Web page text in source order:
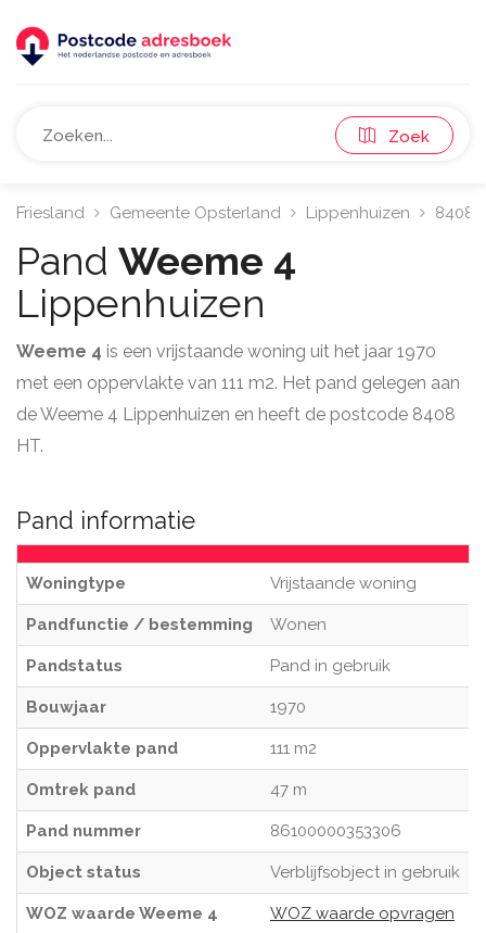
Zoek
Friesland Gemeente Opsterland Lippenhuizen 8408
Pand Weeme 4
Lippenhuizen
Weeme 4 is een vrijstaande woning uit het jaar 1970
met een oppervlakte van 111 m2. Het pand gelegen aan
de Weeme 4 Lippenhuizen en heeft de postcode 8408
HT.
Pand informatie
Woningtype Vrijstaande woning
Pandfunctie / bestemming Wonen
Pandstatus Pand in gebruik
Bouwjaar 1970
Oppervlakte pand 111 m2
Omtrek pand 47 m
Pand nummer 86100000353306
Object status Verblijfsobject in gebruik
WOZ waarde Weeme 4 WOZ waarde opvragen